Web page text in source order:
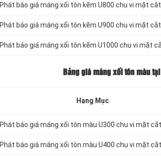
báo giá máng xối tôn kẽm U800 chu vi mặt
báo giá máng xối tôn kẽm U900 chu vi mặt
báo giá máng xối tôn kẽm U1000 chu vi mặt
Bảng giá máng xối tôn màu
Hạng Mục
báo giá máng xối tôn màu U300 chu vi mặt
báo giá máng xối tôn màu U400 chu vi mặt